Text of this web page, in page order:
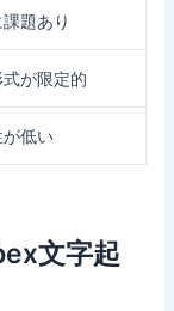
題あり
が限定的
低い
文字起